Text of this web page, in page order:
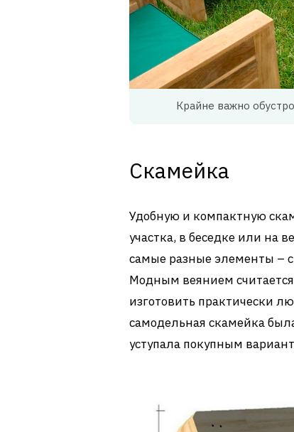
Крайне важно
Скамейка
Удобную и компактную
участка, в беседке или на
самые разные элементы –
Модным веянием
изготовить практически
самодельная скамейка
уступала покупным